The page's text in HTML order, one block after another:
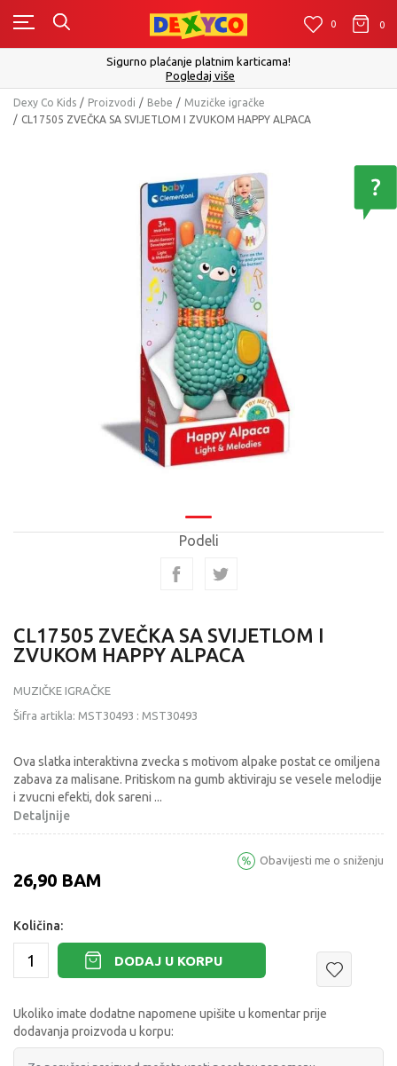
0 0
Sigurno plaćanje platnim karticama!
Pogledaj više
Dexy Co Kids Proizvodi Bebe
Muzičke igračke
CL17505 ZVEČKA SA SVIJETLOM I ZVUKOM HAPPY ALPACA
Podeli
CL17505 ZVEČKA SA SVIJETLOM I
ZVUKOM HAPPY ALPACA
MUZIČKE IGRAČKE
Šifra artikla: MST30493 : MST30493
Ova slatka interaktivna zvecka s motivom alpake postat ce omiljena
zabava za malisane. Pritiskom na gumb aktiviraju se vesele melodije
i zvucni efekti, dok sareni ...
Detaljnije
26,90 BAM
Obavijesti me o sniženju
Količina:
DODAJ U KORPU
Ukoliko imate dodatne napomene upišite u komentar prije
dodavanja proizvoda u korpu: